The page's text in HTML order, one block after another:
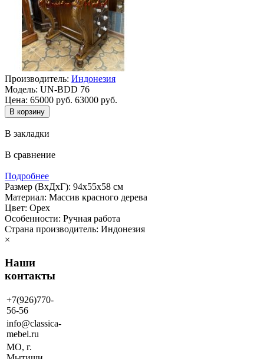
Производитель: Индонезия
Модель: UN-BDD 76
Цена: 65000 руб. 63000 руб.
В закладки
В сравнение
Подробнее
Размер (ВхДхГ): 94х55х58 см
Материал: Массив красного дерева
Цвет: Орех
Особенности: Ручная работа
Страна производитель: Индонезия
×
Наши
контакты
+7(926)770-
56-56
info@classica-
mebel.ru
МО, г.